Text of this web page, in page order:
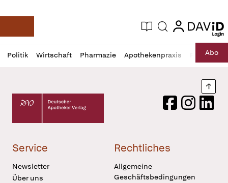
Deutsche Apotheker Zeitung
Aktuelle Ausgabe
Suche login
login
Politik Wirtschaft Pharmazie Apothekenpraxis RechtAbo
Profil
öffnen
Daz
Pur
Deutscher Apotheker Verlag Logo
FacebookInstagram
Service
Newsletter
Über uns
Rechtliches
Allgemeine
Geschäftsbedingungen